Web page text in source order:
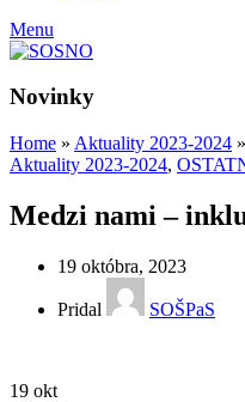
Menu
Novinky
Home » Aktuality 2023-2024 »
Aktuality 2023-2024,
Medzi nami –
19 októbra, 2023
Pridal SOŠPaS
19 okt